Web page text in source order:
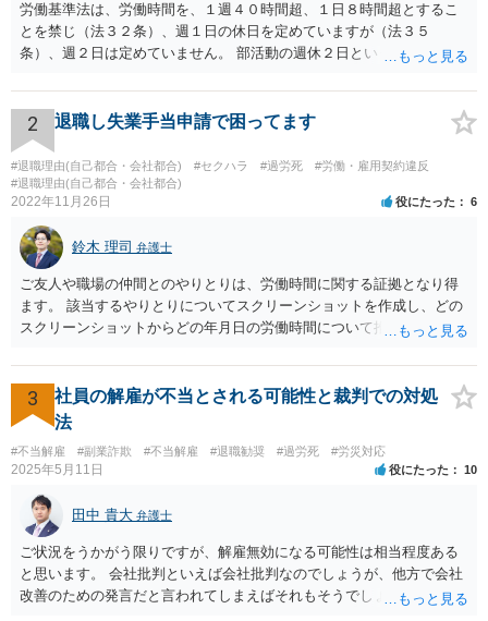
労働基準法は、労働時間を、１週４０時間超、１日８時間超とするこ
とを禁じ（法３２条）、週１日の休日を定めていますが（法３５
条）、週２日は定めていません。 部活動の週休２日というのは、スポ
り週休2日とするか、しないか、もっと別の制度とするかは、各教育委
員会や学校の判断に委ねられています。 したがって、生徒の保護者会
と、学校とで、生徒の健全育成のためにスポーツ庁の指針を遵守して
もらいたいなどと、交渉してもらうことが良いと考えられます。 もち
ろん、保護者の間でも、週休2日制を認める意見と、反対の意見と対立
することは予想されますが、そういったことも含めて話し合いをする
ことが必要と思われます。
2 退職し失業手当申請で困ってます
#退職理由(自己都合・会社都合) #セクハラ #過労死
#労働・雇用契約違反
#退職理由(自己都合・会社都合)
2022年11月26日 役にたった 6
鈴木 理司 弁護士
ご友人や職場の仲間とのやりとりは、労働時間に関する証拠となり得
ます。 該当するやりとりについてスクリーンショットを作成し、どの
スクリーンショットからどの年月日の労働時間について推定できるか
3
社員の解雇が不当とされる可能性と裁判での対処
法
#不当解雇 #副業詐欺 #不当解雇 #退職勧奨 #過労死 #労災対応
2025年5月11日 役にたった 10
田中 貴大 弁護士
ご状況をうかがう限りですが、解雇無効になる可能性は相当程度ある
と思います。 会社批判といえば会社批判なのでしょうが、他方で会社
改善のための発言だと言われてしまえばそれもそうでしょうし、厳し